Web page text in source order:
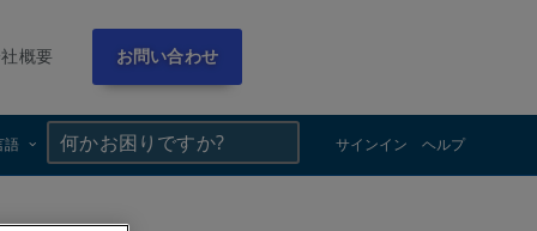
概要 お問い合わせ
語 サインイン ヘルプ